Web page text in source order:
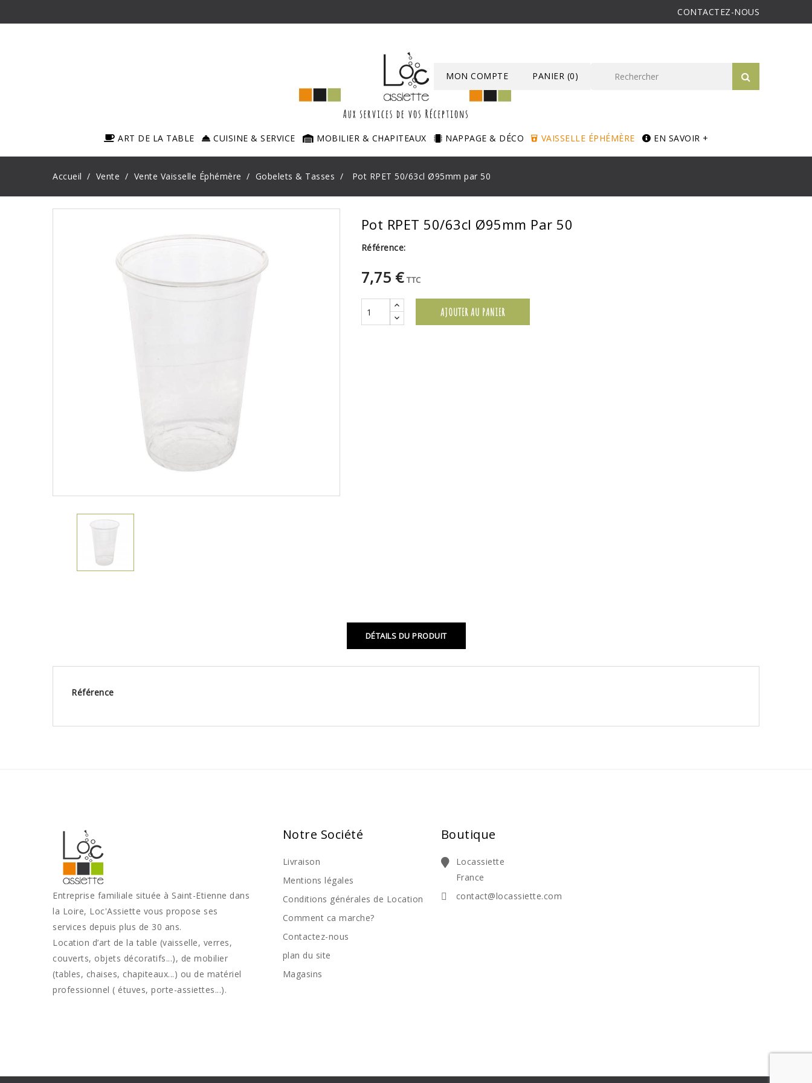
CONTACTEZ-NOUS
PANIER (0)
MON COMPTE
ART DE LA TABLE CUISINE & SERVICE MOBILIER & CHAPITEAUX NAPPAGE & DÉCO VAISSELLE ÉPHÉMÈRE EN SAVOIR +
Accueil Vente Vente Vaisselle Éphémère Gobelets & Tasses Pot RPET 50/63cl Ø95mm par 50
Pot RPET 50/63cl Ø95mm Par 50
Référence:
7,75 € TTC
AJOUTER AU PANIER
DÉTAILS DU PRODUIT
Référence
Entreprise familiale située à Saint-Etienne dans
la Loire, Loc'Assiette vous propose ses
services depuis plus de 30 ans.
Location d’art de la table (vaisselle, verres,
couverts, objets décoratifs...), de mobilier
(tables, chaises, chapiteaux...) ou de matériel
professionnel ( étuves, porte-assiettes...).
Notre Société
Livraison
Mentions légales
Conditions générales de Location
Comment ca marche?
Contactez-nous
plan du site
Magasins
Boutique
Locassiette
France
contact@locassiette.com